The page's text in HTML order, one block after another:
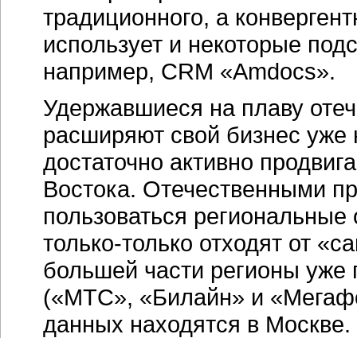
традиционного, а
использует и некоторые
например, CRM «Amdocs».
Удержавшиеся на плаву
расширяют свой бизнес уже
достаточно активно
Востока. Отечественными
пользоваться
только-только отходят от
большей части регионы
(«МТС», «Билайн» и
данных находятся в Москве.